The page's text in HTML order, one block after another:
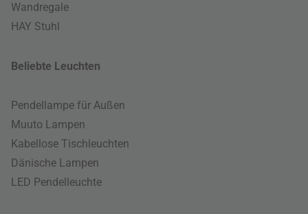
Wandregale
HAY Stuhl
Beliebte Leuchten
Pendellampe für Außen
Muuto Lampen
Kabellose Tischleuchten
Dänische Lampen
LED Pendelleuchte